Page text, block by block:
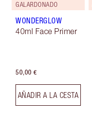
GALARDONADO
WONDERGLOW
40ml Face Primer
50,00 €
AÑADIR A LA CESTA